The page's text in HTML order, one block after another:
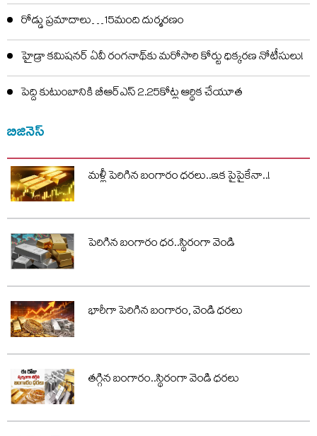
రోడ్డు ప్రమాదాలు…15మంది దుర్మరణం
హైడ్రా కమిషనర్ ఏవీ రంగనాథ్‌కు మరోసారి కోర్టు ధిక్కరణ నోటీసులు!
పెద్ది కుటుంబానికి బీఆర్ఎస్ 2.25కోట్ల ఆర్థిక చేయూత
బిజినెస్
మళ్లీ పెరిగిన బంగారం ధరలు..ఇక పైపైకేనా..!
పెరిగిన బంగారం ధర..స్థిరంగా వెండి
భారీగా పెరిగిన బంగారం, వెండి ధరలు
తగ్గిన బంగారం..స్థిరంగా వెండి ధరలు